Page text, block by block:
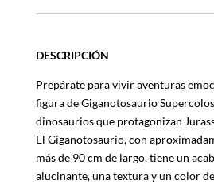
DESCRIPCIÓN
Prepárate para vivir aventuras
figura de Giganotosaurio
dinosaurios que protagonizan
El Giganotosaurio, con
más de 90 cm de largo, tiene un
alucinante, una textura y un color